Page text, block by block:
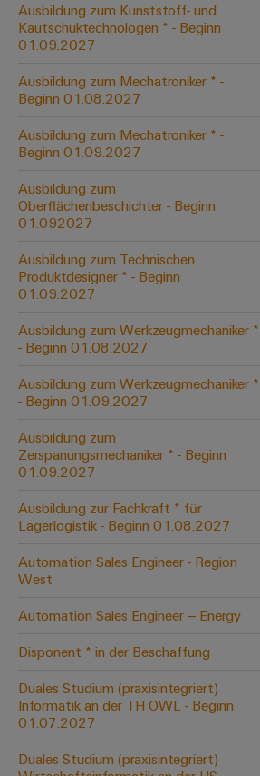
Sicherer
Betrieb
mit
Lösungen
für
Prozessindustrie
Mehr
Ressourceneffizienz
durch
Schaltschrankbau
Lösungen
die
Herausforderungen
Schaltschrankbau
Moderne
und
digitale
für
klimafreundliche
im
Schiffbau
Verbindungslösungen
die
maritime
Industrie
Wasseraufbereitung
Industrial
IoT
Industrial
Security
Industrial
Service
Platform
easyConnect
Regler
Gerätehersteller
Leiterplattensteckverbinder
&
PCB
Services
Equipment
(OEM)
Industrial
Ethernet
Touch-
Panels
Engineering-
Visualisierungstools
Energiemessung
und
Smart
Metering
Weidmüller
AI
Access
&
Services
Industrial
Platform
easyConnect
Werkstatt
&
Digitale
Bestellmöglichkeiten
eShop
OCI-
EDI-
Schnittstelle
ALLE
SERVICES
finden
Solution
Partner
-
Systemintegratoren
Messen
&
Globale
Messen
&
Events
Stellenbörse
Ausbildung zum Kunststoff- und
Kautschuktechnologen * - Beginn
01.09.2027
Ausbildung zum Mechatroniker * -
Beginn 01.08.2027
Ausbildung zum Mechatroniker * -
Beginn 01.09.2027
Ausbildung zum
Oberflächenbeschichter - Beginn
01.092027
Ausbildung zum Technischen
Produktdesigner * - Beginn
01.09.2027
Ausbildung zum Werkzeugmechaniker *
- Beginn 01.08.2027
Ausbildung zum Werkzeugmechaniker *
- Beginn 01.09.2027
Ausbildung zum
Zerspanungsmechaniker * - Beginn
01.09.2027
Ausbildung zur Fachkraft * für
Lagerlogistik - Beginn 01.08.2027
Automation Sales Engineer - Region
West
Automation Sales Engineer – Energy
Disponent * in der Beschaffung
Duales Studium (praxisintegriert)
Informatik an der TH OWL - Beginn
01.07.2027
Duales Studium (praxisintegriert)